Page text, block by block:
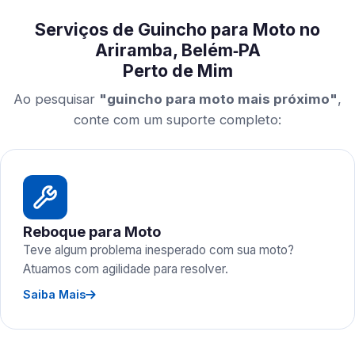
Serviços de Guincho para Moto no
Ariramba, Belém‑PA
Perto de Mim
Ao pesquisar "guincho para moto mais próximo",
conte com um suporte completo:
Reboque para Moto
Teve algum problema inesperado com sua moto?
Atuamos com agilidade para resolver.
Saiba Mais